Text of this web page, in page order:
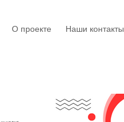
О проекте Наши контакты